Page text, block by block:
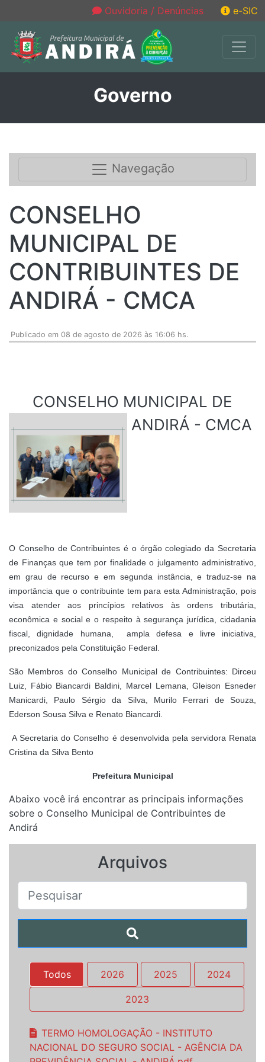
Ouvidoria / Denúncias e-SIC
Governo
Navegação
CONSELHO
MUNICIPAL DE
CONTRIBUINTES DE
ANDIRÁ - CMCA
Publicado em 08 de agosto de 2026 às 16:06 hs.
CONSELHO MUNICIPAL DE
ANDIRÁ - CMCA
O Conselho de Contribuintes é o órgão colegiado da Secretaria
de Finanças que tem por finalidade o julgamento administrativo,
em grau de recurso e em segunda instância, e traduz-se na
importância que o contribuinte tem para esta Administração, pois
visa atender aos princípios relativos às ordens tributária,
econômica e social e o respeito à segurança jurídica, cidadania
fiscal, dignidade humana, ampla defesa e livre iniciativa,
preconizados pela Constituição Federal.
São Membros do Conselho Municipal de Contribuintes: Dirceu
Luiz, Fábio Biancardi Baldini, Marcel Lemana, Gleison Esneder
Manicardi, Paulo Sérgio da Silva, Murilo Ferrari de Souza,
Ederson Sousa Silva e Renato Biancardi.
A Secretaria do Conselho é desenvolvida pela servidora Renata
Cristina da Silva Bento
Prefeitura Municipal
Abaixo você irá encontrar as principais informações
sobre o Conselho Municipal de Contribuintes de
Andirá
Arquivos
Todos 2026 2025 2024
2023
TERMO HOMOLOGAÇÃO - INSTITUTO
NACIONAL DO SEGURO SOCIAL - AGÊNCIA DA